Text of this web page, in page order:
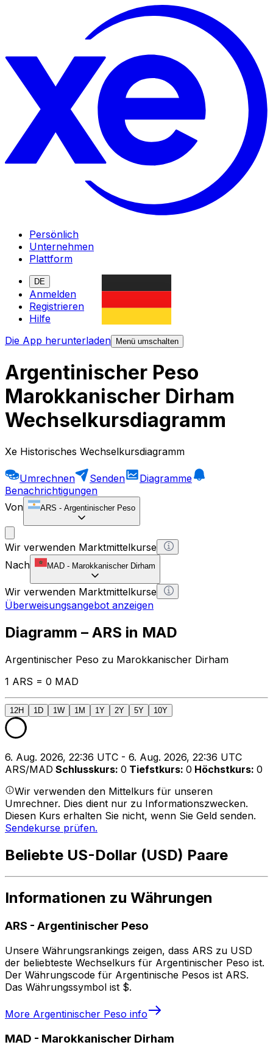
Persönlich
Unternehmen
Plattform
DE
Anmelden
Registrieren
Hilfe
Die App herunterladen
Menü umschalten
Argentinischer Peso
Marokkanischer Dirham
Wechselkursdiagramm
Xe Historisches Wechselkursdiagramm
Umrechnen Senden
Diagramme
Benachrichtigungen
Von
ARS - Argentinischer Peso
Wir verwenden Marktmittelkurse
Nach
MAD - Marokkanischer Dirham
Wir verwenden Marktmittelkurse
Überweisungsangebot anzeigen
Diagramm – ARS in MAD
Argentinischer Peso zu Marokkanischer Dirham
1 ARS = 0 MAD
12H 1D 1W 1M 1Y 2Y 5Y 10Y
6. Aug. 2026, 22:36 UTC - 6. Aug. 2026, 22:36 UTC
ARS/MAD Schlusskurs: 0 Tiefstkurs: 0 Höchstkurs: 0
Wir verwenden den Mittelkurs für unseren
Umrechner. Dies dient nur zu Informationszwecken.
Diesen Kurs erhalten Sie nicht, wenn Sie Geld senden.
Sendekurse prüfen.
Beliebte US-Dollar (USD) Paare
Informationen zu Währungen
ARS - Argentinischer Peso
Unsere Währungsrankings zeigen, dass ARS zu USD
der beliebteste Wechselkurs für Argentinischer Peso ist.
Der Währungscode für Argentinische Pesos ist ARS.
Das Währungssymbol ist $.
More Argentinischer Peso info
MAD - Marokkanischer Dirham